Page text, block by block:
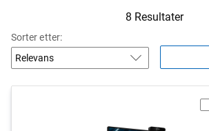
8 Resultater
Sorter etter: